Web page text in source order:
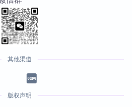
其他渠道
版权声明